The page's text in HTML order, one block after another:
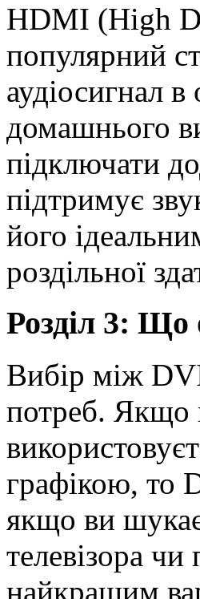
HDMI (High
популярний
аудіосигнал
домашнього
підключати
підтримує
його
роздільної
Розділ 3: Що
Вибір між
потреб. Якщо
графікою, то
якщо ви
телевізора
найкращим